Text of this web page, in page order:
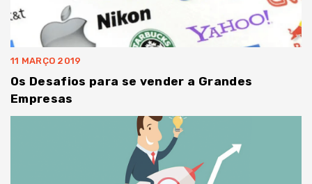
11 MARÇO 2019
Os Desafios para se vender a Grandes
Empresas